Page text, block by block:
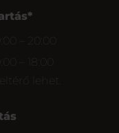
– 20:00
lehet.